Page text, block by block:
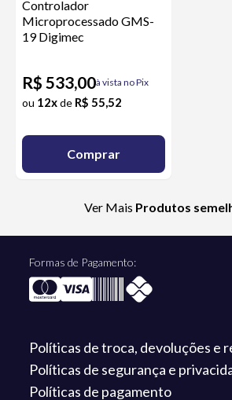
Controlador
Microprocessado GMS-
19 Digimec
R$ 533,00à vista no Pix
ou 12xde R$ 55,52
Comprar
Ver Mais Produtos
Formas de Pagamento:
Políticas de troca, devoluções e
Políticas de segurança e
Políticas de pagamento